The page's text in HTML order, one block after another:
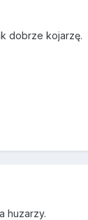
dobrze kojarzę.
huzarzy.